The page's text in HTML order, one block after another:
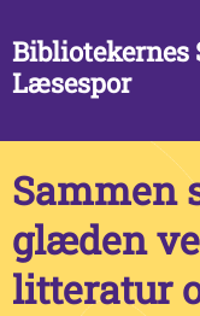
Bibliotekernes
Læsespor
Sammen
glæden
litteratur